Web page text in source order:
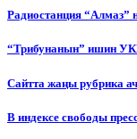
Радиостанция “Алмаз”
“Трибунанын” ишин
Сайтта жаңы рубрика
В индексе свободы